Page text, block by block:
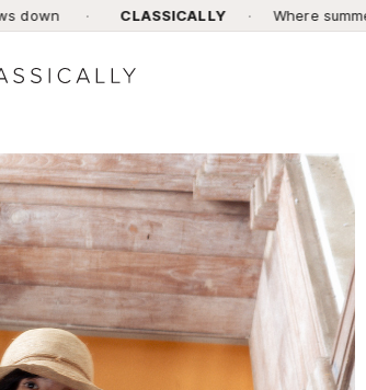
CLASSICALLY · Where summer slows down